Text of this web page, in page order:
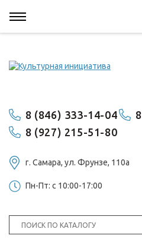
8 (846) 333-14-04
8 (927) 215-51-80
г. Самара, ул. ​Фрунзе, 110а
Пн-Пт: с 10:00-17:00